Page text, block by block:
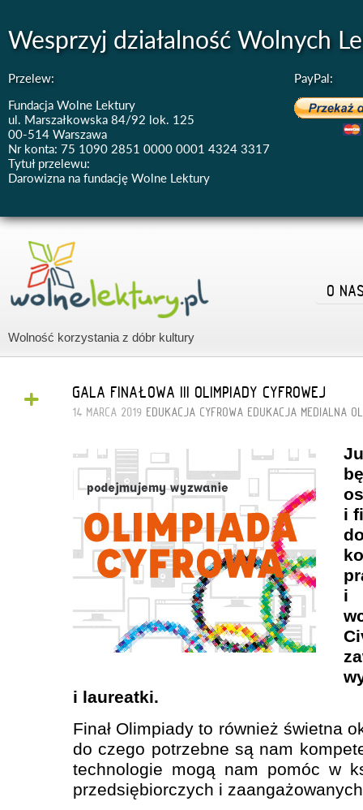
Wesprzyj działalność Wolnych
Przelew:
Fundacja Wolne Lektury
ul. Marszałkowska 84/92 lok. 125
00-514 Warszawa
Nr konta: 75 1090 2851 0000 0001 4324 3317
Tytuł przelewu:
Darowizna na fundację Wolne Lektury
PayPal:
Wolność korzystania z dóbr kultury
O
+ GALA FINAŁOWA III OLIMPIADY CYFROWEJ
14 MARCA 2019 EDUKACJA CYFROWA EDUKACJA MEDIALNA
i
i
i laureatki.
Finał Olimpiady to również świetna
do czego potrzebne są nam
technologie mogą nam pomóc w
przedsiębiorczych i